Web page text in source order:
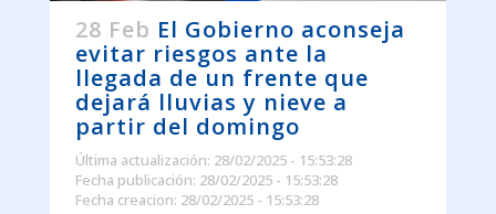
28 Feb El Gobierno aconseja
evitar riesgos ante la
llegada de un frente que
dejará lluvias y nieve a
partir del domingo
Última actualización: 28/02/2025 - 15:53:28
Fecha publicación: 28/02/2025 - 15:53:28
Fecha creacion: 28/02/2025 - 15:53:28